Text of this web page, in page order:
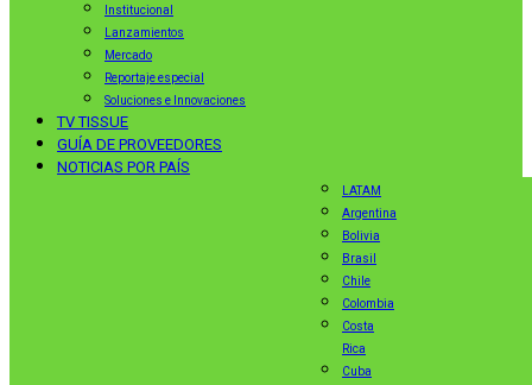
Institucional
Lanzamientos
Mercado
Reportaje especial
Soluciones e Innovaciones
TV TISSUE
GUÍA DE PROVEEDORES
NOTICIAS POR PAÍS
LATAM
Argentina
Bolivia
Brasil
Chile
Colombia
Costa
Rica
Cuba